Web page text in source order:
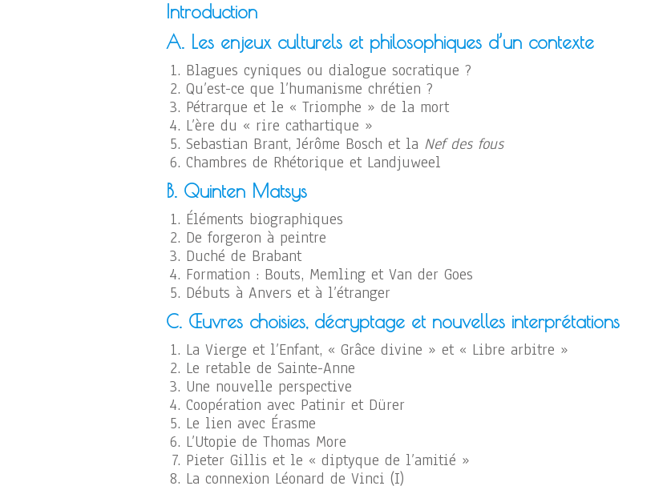
Introduction
A. Les enjeux culturels et philosophiques d’un contexte
Blagues cyniques ou dialogue socratique ?
Qu’est-ce que l’humanisme chrétien ?
Pétrarque et le « Triomphe » de la mort
L’ère du « rire cathartique »
Sebastian Brant, Jérôme Bosch et la Nef des fous
Chambres de Rhétorique et Landjuweel
B. Quinten Matsys
Éléments biographiques
De forgeron à peintre
Duché de Brabant
Formation : Bouts, Memling et Van der Goes
Débuts à Anvers et à l’étranger
C. Œuvres choisies, décryptage et nouvelles interprétations
La Vierge et l’Enfant, « Grâce divine » et « Libre arbitre »
Le retable de Sainte-Anne
Une nouvelle perspective
Coopération avec Patinir et Dürer
Le lien avec Érasme
L’Utopie de Thomas More
Pieter Gillis et le « diptyque de l’amitié »
La connexion Léonard de Vinci (I)